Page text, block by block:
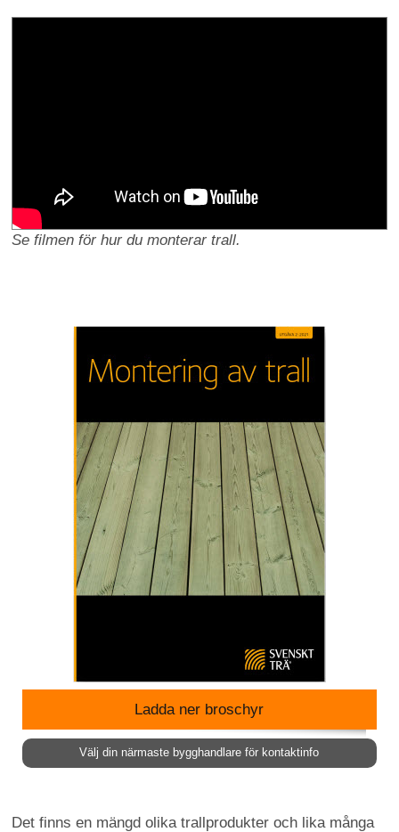
Se filmen för hur du monterar trall.
Ladda ner broschyr
Välj din närmaste bygghandlare för kontaktinfo
Det finns en mängd olika trallprodukter och lika många